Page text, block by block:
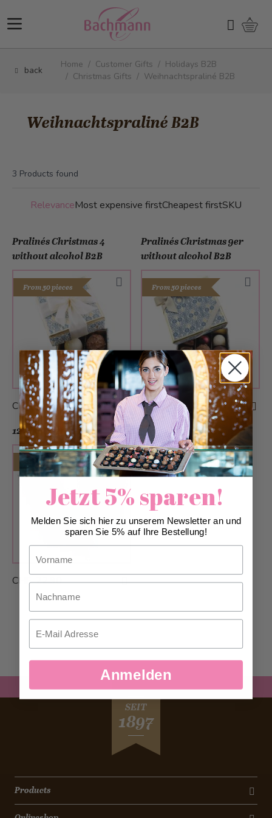
Search
back
Home / Customer Gifts / Holidays B2B
/ Christmas Gifts / Weihnachtspraliné B2B
Weihnachtspraliné B2B
3 Products found
RelevanceMost expensive firstCheapest firstSKU
Pralinés Christmas 4
without alcohol B2B
From 50 pieces
CHF 9.90
Pralinés Christmas 9er
without alcohol B2B
From 50 pieces
CHF 18.90
12 glamor box B2B
From 30 pieces
CHF 22.90
SEIT
1897
Products
Jetzt 5% sparen!
Melden Sie sich hier zu unserem Newsletter an und
sparen Sie 5% auf Ihre Bestellung!
Nachname
Email
Anmelden